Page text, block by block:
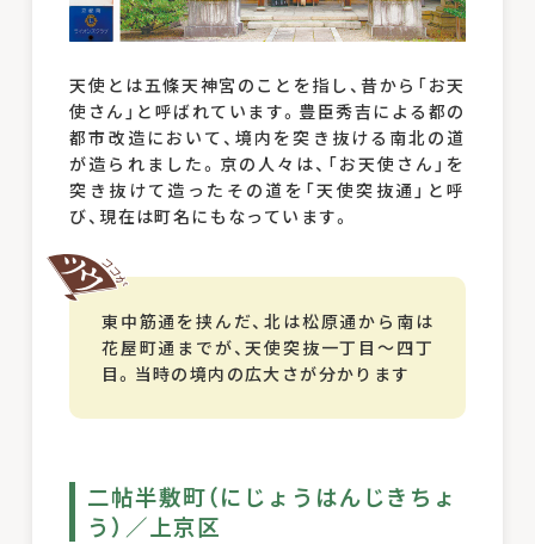
天使とは五條天神宮のことを指し、昔から「お天
使さん」と呼ばれています。豊臣秀吉による都の
都市改造において、境内を突き抜ける南北の道
が造られました。京の人々は、「お天使さん」を
突き抜けて造ったその道を「天使突抜通」と呼
び、現在は町名にもなっています。
東中筋通を挟んだ、北は松原通から南は
花屋町通までが、天使突抜一丁目～四丁
目。当時の境内の広大さが分かります
二帖半敷町（にじょうはんじきちょ
う）／上京区